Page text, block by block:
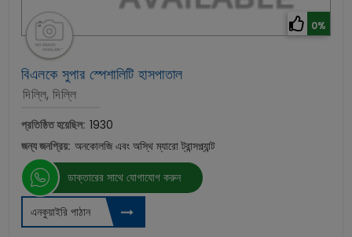
0%
বিএলকে সুপার স্পেশালিটি হাসপাতাল
দিল্লি, দিল্লি
প্রতিষ্ঠিত হয়েছিল: 1930
জন্য জনপ্রিয়: অনকোলজি এবং অস্থি ম্যারো ট্রান্সপ্ল্যান্ট
ডাক্তারের সাথে যোগাযোগ করুন
এনকুয়াইরি পাঠান